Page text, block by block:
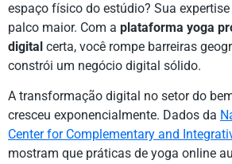
espaço físico do estúdio? Sua expertise
palco maior. Com a plataforma yoga
digital certa, você rompe barreiras
constrói um negócio digital sólido.
A transformação digital no setor do
cresceu exponencialmente. Dados da
Center for Complementary and
mostram que práticas de yoga online